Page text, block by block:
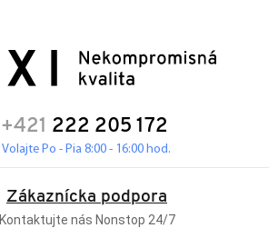
+421 222 205 172
Volajte Po - Pia 8:00 - 16:00 hod.
Zákaznícka podpora
Kontaktujte nás Nonstop 24/7